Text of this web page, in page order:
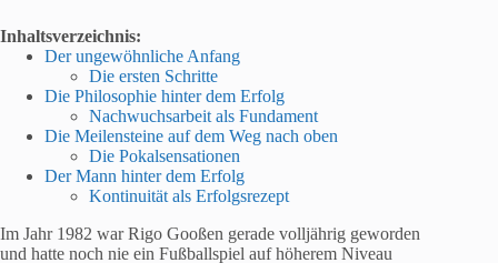
Inhaltsverzeichnis:
Der ungewöhnliche Anfang
Die ersten Schritte
Die Philosophie hinter dem Erfolg
Nachwuchsarbeit als Fundament
Die Meilensteine auf dem Weg nach oben
Die Pokalsensationen
Der Mann hinter dem Erfolg
Kontinuität als Erfolgsrezept
Im Jahr 1982 war Rigo Gooßen gerade volljährig geworden
und hatte noch nie ein Fußballspiel auf höherem Niveau